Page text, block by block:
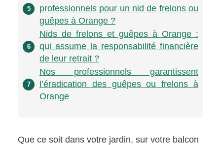
5
professionnels pour un nid de frelons ou
guêpes à Orange ?
6
Nids de frelons et guêpes à Orange :
qui assume la responsabilité financière
de leur retrait ?
7
Nos professionnels garantissent
l’éradication des guêpes ou frelons à
Orange
Que ce soit dans votre jardin, sur votre balcon